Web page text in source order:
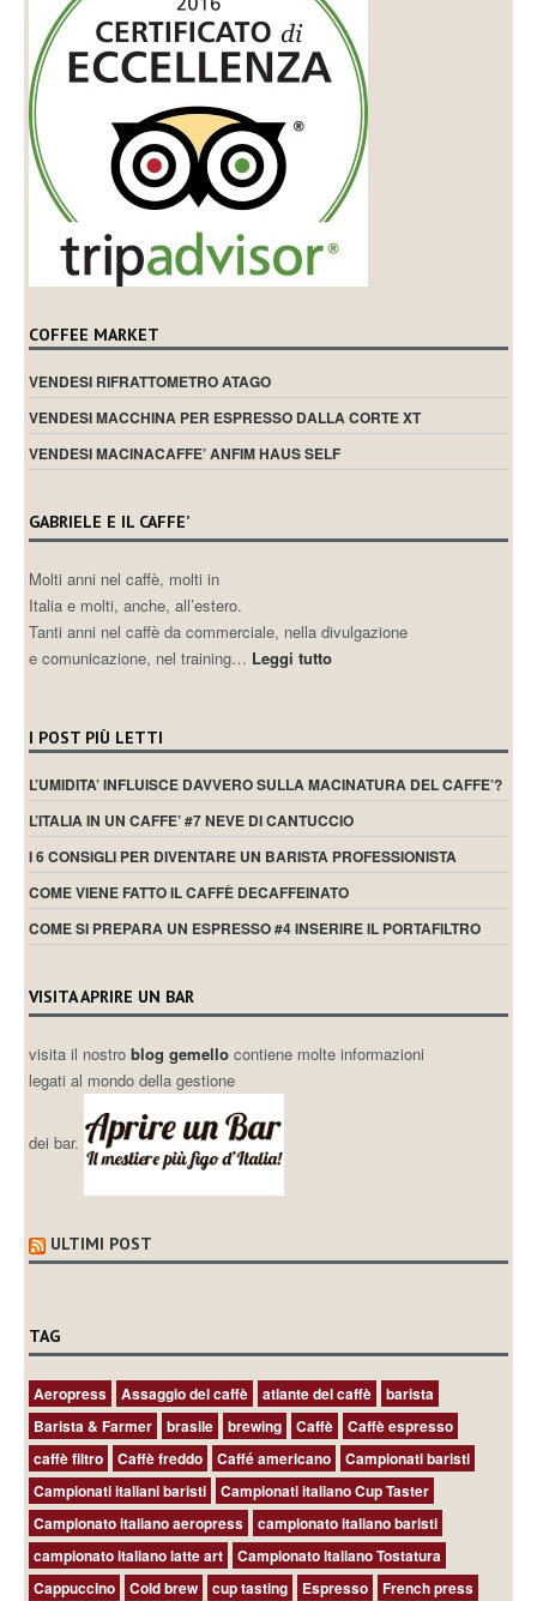
COFFEE MARKET
VENDESI RIFRATTOMETRO ATAGO
VENDESI MACCHINA PER ESPRESSO DALLA CORTE XT
VENDESI MACINACAFFE’ ANFIM HAUS SELF
GABRIELE E IL CAFFE’
Molti anni nel caffè, molti in
Italia e molti, anche, all’estero.
Tanti anni nel caffè da commerciale, nella divulgazione
e comunicazione, nel training… Leggi tutto
I POST PIÙ LETTI
L’UMIDITA’ INFLUISCE DAVVERO SULLA MACINATURA DEL CAFFE’?
L’ITALIA IN UN CAFFE’ #7 NEVE DI CANTUCCIO
I 6 CONSIGLI PER DIVENTARE UN BARISTA PROFESSIONISTA
COME VIENE FATTO IL CAFFÈ DECAFFEINATO
COME SI PREPARA UN ESPRESSO #4 INSERIRE IL PORTAFILTRO
VISITA APRIRE UN BAR
visita il nostroblog gemellocontiene molte informazioni
legati al mondo della gestione
dei bar.
ULTIMI POST
TAG
Aeropress Assaggio del caffè atlante del caffè
barista
Barista & Farmer
brasile brewing Caffè
Caffè espresso
caffè filtro
Caffè freddo Caffé americano
Campionati baristi
Campionati italiani baristi
Campionati italiano Cup Taster
Campionato italiano aeropress
campionato italiano baristi
campionato italiano latte art
Campionato Italiano Tostatura
Cappuccino
Cold brew cup tasting Espresso
French press